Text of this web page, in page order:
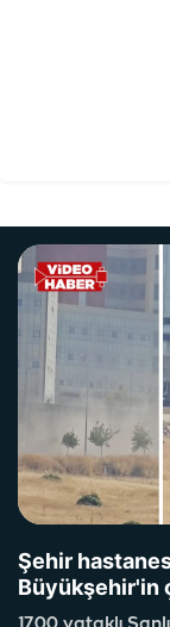
Şehir
Büyükşehir'in